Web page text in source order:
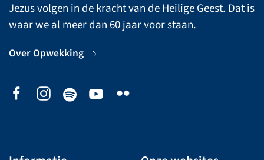
Jezus volgen in de kracht van de Heilige Geest. Dat is
waar we al meer dan 60 jaar voor staan.
Over Opwekking